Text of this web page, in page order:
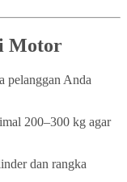
Motor
pelanggan Anda
200–300 kg agar
dan rangka